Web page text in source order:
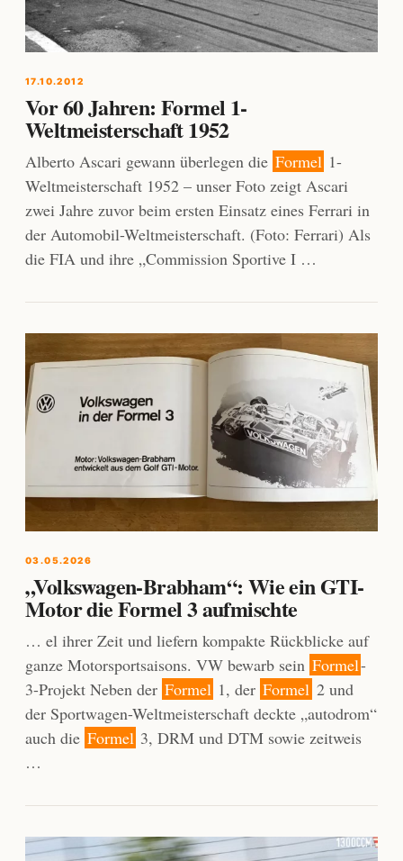
17.10.2012
Vor 60 Jahren: Formel 1-
Weltmeisterschaft 1952
Alberto Ascari gewann überlegen die Formel 1-
Weltmeisterschaft 1952 – unser Foto zeigt Ascari
zwei Jahre zuvor beim ersten Einsatz eines Ferrari in
der Automobil-Weltmeisterschaft. (Foto: Ferrari) Als
die FIA und ihre „Commission Sportive I …
03.05.2026
„Volkswagen-Brabham“: Wie ein GTI-
Motor die Formel 3 aufmischte
… el ihrer Zeit und liefern kompakte Rückblicke auf
ganze Motorsportsaisons. VW bewarb sein Formel-
3-Projekt Neben der Formel 1, der Formel 2 und
der Sportwagen-Weltmeisterschaft deckte „autodrom“
auch die Formel 3, DRM und DTM sowie zeitweis
…